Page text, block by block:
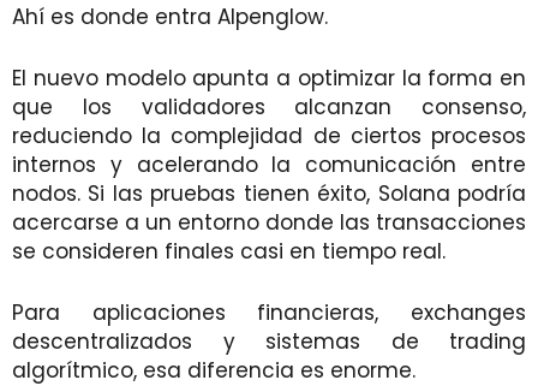
Ahí es donde entra Alpenglow.
El nuevo modelo apunta a optimizar la forma en
que los validadores alcanzan consenso,
reduciendo la complejidad de ciertos procesos
internos y acelerando la comunicación entre
nodos. Si las pruebas tienen éxito, Solana podría
acercarse a un entorno donde las transacciones
se consideren finales casi en tiempo real.
Para aplicaciones financieras, exchanges
descentralizados y sistemas de trading
algorítmico, esa diferencia es enorme.